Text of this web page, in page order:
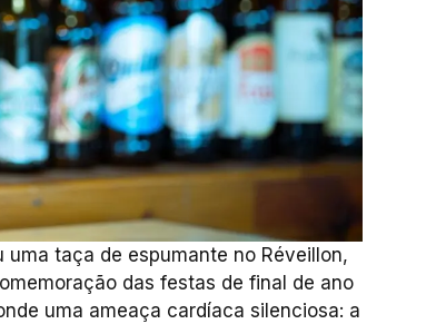
taça de espumante no Réveillon,
das festas de final de ano
uma ameaça cardíaca silenciosa: a